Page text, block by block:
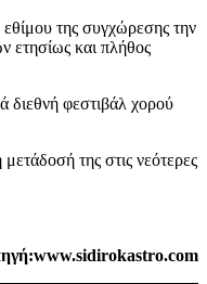
εθίμου της συγχώρεσης την
ετησίως και πλήθος
διεθνή φεστιβάλ χορού
της στις νεότερες